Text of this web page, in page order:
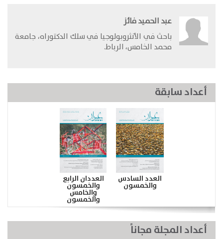
عبد الحميد فائز
باحث في الأنثروبولوجيا في سلك الدكتوراه، جامعة
محمد الخامس، الرباط.​
أعداد سابقة
العدد السادس
والخمسون
العددان الرابع
والخمسون
والخامس
والخمسون
أعداد المجلة مجاناً